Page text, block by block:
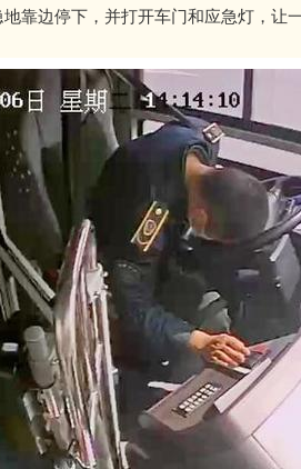
靠边停下，并打开车门和应急灯，让